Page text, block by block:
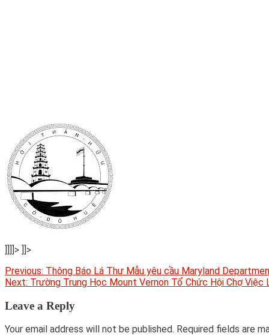
]]]]> ]]>
Post
navigation
Previous: Thông Báo Lá Thư Mẫu yêu cầu Maryland
Next: Trường Trung Học Mount Vernon Tổ Chức Hội Chợ Việc
Leave a Reply
Your email address will not be published. Required fields are